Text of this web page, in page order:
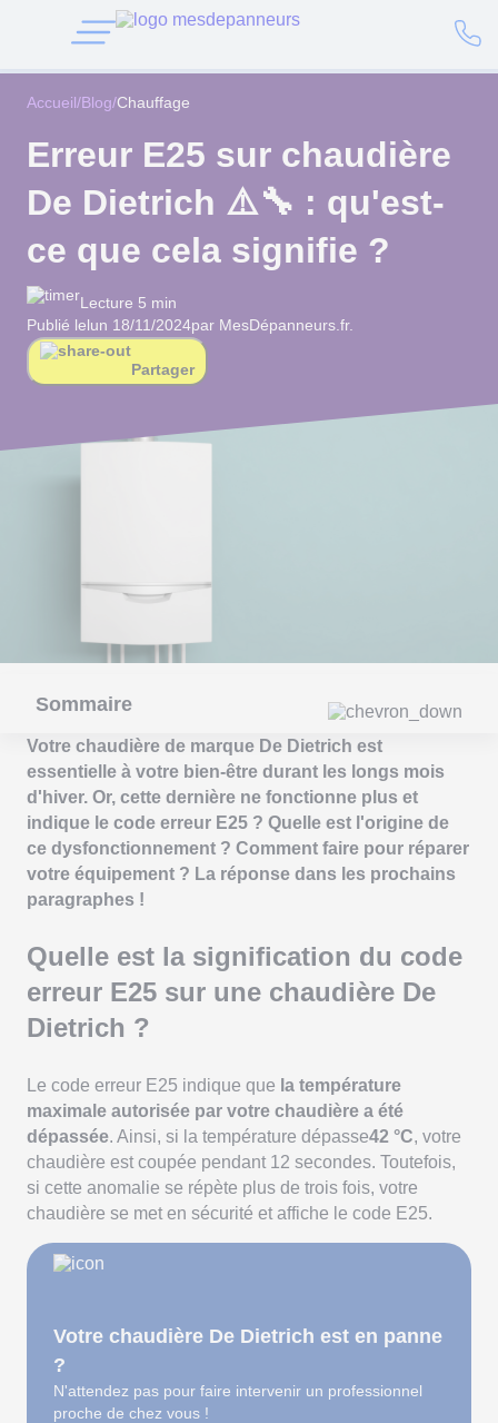
Accueil/Blog/Chauffage
Erreur E25 sur chaudière
De Dietrich ⚠️🔧 : qu'est-
ce que cela signifie ?
Lecture 5 min
Publié lelun 18/11/2024par MesDépanneurs.fr.
Partager
Sommaire
Votre chaudière de marque De Dietrich est
essentielle à votre bien-être durant les longs mois
d'hiver. Or, cette dernière ne fonctionne plus et
indique le code erreur E25 ? Quelle est l'origine de
ce dysfonctionnement ? Comment faire pour réparer
votre équipement ? La réponse dans les prochains
paragraphes !
Quelle est la signification du code
erreur E25 sur une chaudière De
Dietrich ?
Le code erreur E25 indique que la température
maximale autorisée par votre chaudière a été
dépassée. Ainsi, si la température dépasse42 °C, votre
chaudière est coupée pendant 12 secondes. Toutefois,
si cette anomalie se répète plus de trois fois, votre
chaudière se met en sécurité et affiche le code E25.
Votre chaudière De Dietrich est en panne
?
N'attendez pas pour faire intervenir un professionnel
proche de chez vous !